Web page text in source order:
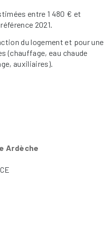
entre 1 480 € et
2021.
du logement et pour une
(chauffage, eau chaude
auxiliaires).
Ardèche